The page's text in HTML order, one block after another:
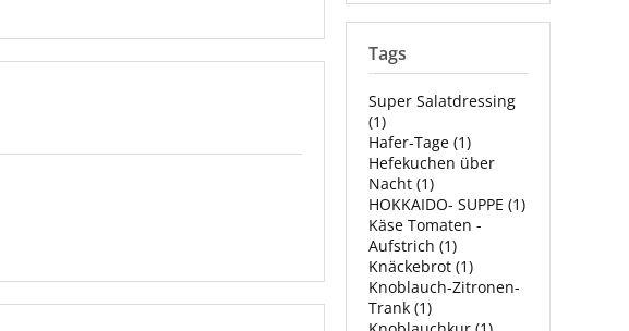
Tags
Super Salatdressing
(1)
Hafer-Tage (1)
Hefekuchen über
Nacht (1)
HOKKAIDO- SUPPE (1)
Käse Tomaten -
Aufstrich (1)
Knäckebrot (1)
Knoblauch-Zitronen-
Trank (1)